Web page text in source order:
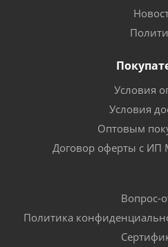
Условия
Условия
Оптовым
Договор оферты с
Вопрос-
Политика